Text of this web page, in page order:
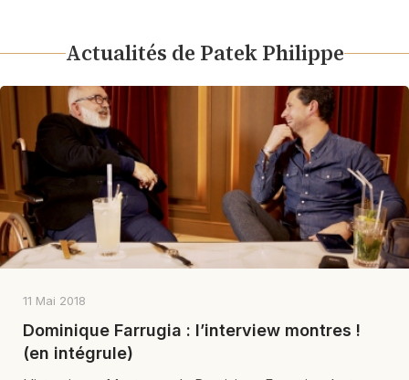
Actualités de Patek Philippe
11 Mai 2018
Dominique Farrugia : l’interview montres !
(en intégrule)